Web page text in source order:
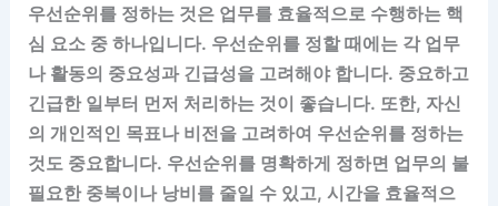
우선순위를 정하는 것은 업무를 효율적으로 수행하는 핵
심 요소 중 하나입니다. 우선순위를 정할 때에는 각 업무
나 활동의 중요성과 긴급성을 고려해야 합니다. 중요하고
긴급한 일부터 먼저 처리하는 것이 좋습니다. 또한, 자신
의 개인적인 목표나 비전을 고려하여 우선순위를 정하는
것도 중요합니다. 우선순위를 명확하게 정하면 업무의 불
필요한 중복이나 낭비를 줄일 수 있고, 시간을 효율적으